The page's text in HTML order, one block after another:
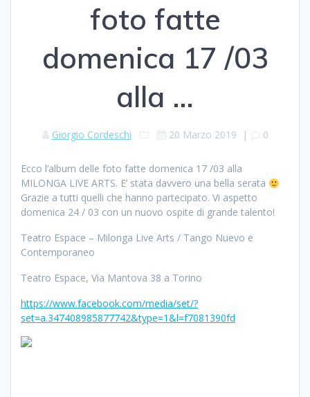
foto fatte
domenica 17 /03
alla …
Giorgio Cordeschi 20 Marzo 2019 | 0
Ecco l’album delle foto fatte domenica 17 /03 alla
MILONGA LIVE ARTS. E’ stata davvero una bella serata
Grazie a tutti quelli che hanno partecipato. Vi aspetto
domenica 24 / 03 con un nuovo ospite di grande talento!
Teatro Espace – Milonga Live Arts / Tango Nuevo e
Contemporaneo
Teatro Espace, Via Mantova 38 a Torino
https://www.facebook.com/media/set/?
set=a.347408985877742&type=1&l=f7081390fd